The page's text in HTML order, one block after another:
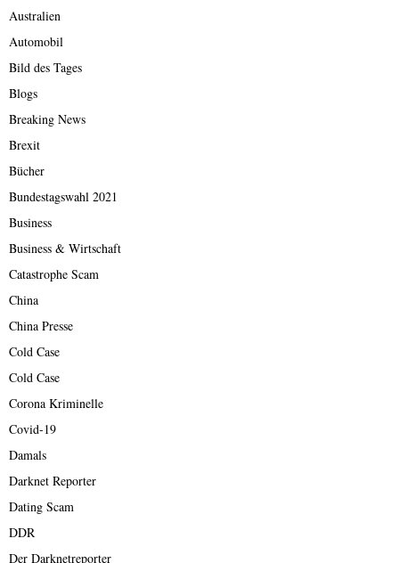
Australien
Automobil
Bild des Tages
Blogs
Breaking News
Brexit
Bücher
Bundestagswahl 2021
Business
Business & Wirtschaft
Catastrophe Scam
China
China Presse
Cold Case
Cold Case
Corona Kriminelle
Covid-19
Damals
Darknet Reporter
Dating Scam
DDR
Der Darknetreporter